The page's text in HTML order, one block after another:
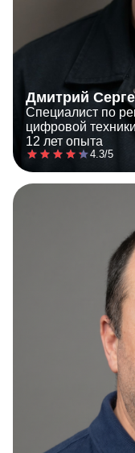
Дмитрий
Специалист по
цифровой
12 лет опыта
4.3/5